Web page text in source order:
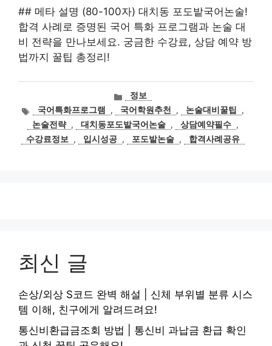
## 메타 설명 (80-100자) 대치동 포도밭국어논술!
합격 사례로 증명된 국어 특화 프로그램과 논술 대
비 전략을 만나보세요. 궁금한 수강료, 상담 예약 방
법까지 꿀팁 총정리!
카
테
고
리
정보
태
그
국어특화프로그램 , 국어학원추천 , 논술대비꿀팁
,
논술전략 , 대치동포도밭국어논술 , 상담예약필수 ,
수강료정보
, 입시성공 , 포도밭논술 , 합격사례공유
최신 글
손상/외상 S코드 완벽 해설 | 신체 부위별 분류 시스
템 이해, 친구에게 알려드려요!
통신비환급금조회 방법 | 통신비 과납금 환급 확인